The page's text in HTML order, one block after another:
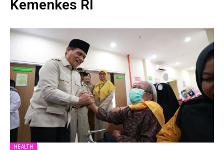
Kemenkes RI
HEALTH